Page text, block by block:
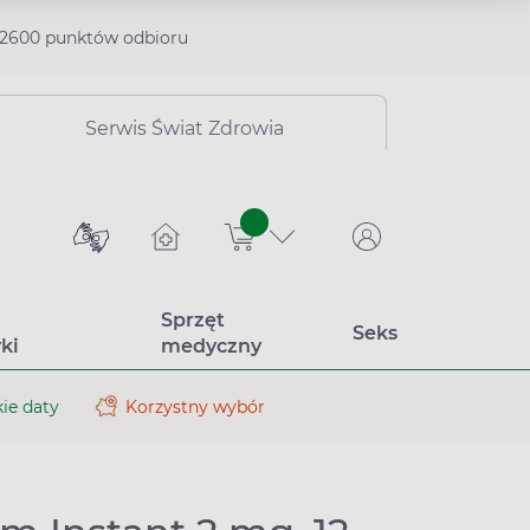
2600 punktów odbioru
Serwis Świat Zdrowia
sztuk
Sprzęt
medyczny
Seks
daty Korzystny wybór